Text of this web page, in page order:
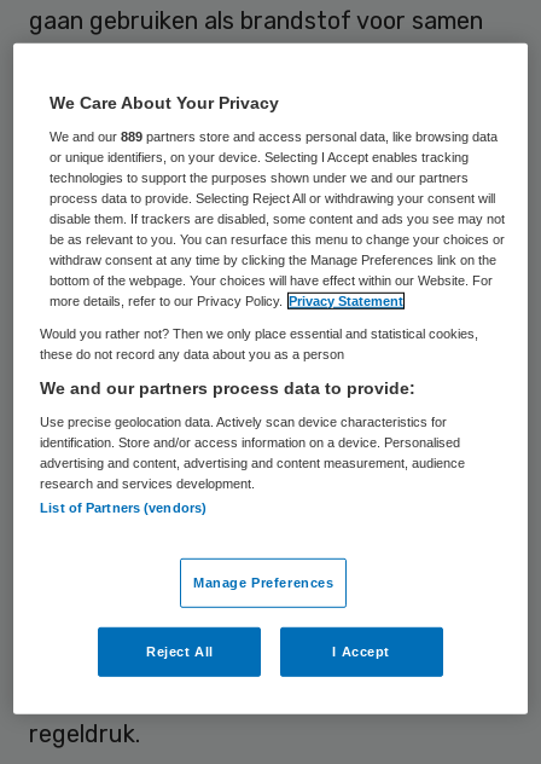
gaan gebruiken als brandstof voor samen
Kwaliteitsraad van Zorginstituut Nederland
(ZIN) in een nieuwe visie op kwaliteit.
De tijd dat kwaliteit louter tot het domein
van medische zorgprofessionals behoort,
ligt al geruime tijd achter ons. De laatste
decennia dicteren kwaliteitsindicatoren en
-standaarden de kwaliteitsbeweging.
Ofschoon deze benadering de kwaliteit
onmiskenbaar heeft verbeterd, is er volgens
de Kwaliteitsraad van ZIN behoefte aan een
volgende stap. Patiënten willen als mens
gehoord en gezien worden en willen dat
zorgaanbieders hun verhaal meenemen in
persoonsgerichte zorg. Zorgverleners willen
het goede doen voor de patiënt en niet
ondergesneeuwd raken in een wereld van
regeldruk.
We Care About Your Privacy
We and our889 partners store and access personal data, like browsing data
or unique identifiers, on your device. Selecting I Accept enables tracking
technologies to support the purposes shown under we and our partners
process data to provide. Selecting Reject All or withdrawing your consent will
disable them. If trackers are disabled, some content and ads you see may not
be as relevant to you. You can resurface this menu to change your choices or
withdraw consent at any time by clicking the Manage Preferences link on the
bottom of the webpage. Your choices will have effect within our Website. For
more details, refer to our Privacy Policy.
Privacy Statement
Would you rather not? Then we only place essential and statistical cookies,
these do not record any data about you as a person
We and our partners process data to provide:
Use precise geolocation data. Actively scan device characteristics for
identification. Store and/or access information on a device. Personalised
advertising and content, advertising and content measurement, audience
research and services development.
List of Partners (vendors)
Manage Preferences
Reject All I Accept